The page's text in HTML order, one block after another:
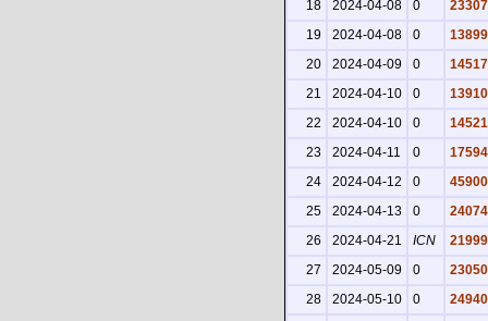
18
2024-04-08 0
23307
19
2024-04-08 0
13899
20
2024-04-09 0
14517
21
2024-04-10 0
13910
22
2024-04-10 0
14521
23
2024-04-11 0
17594
24
2024-04-12 0
45900
25
2024-04-13 0
24074
26
2024-04-21 ICN
21999
27
2024-05-09 0
23050
28
2024-05-10 0
24940